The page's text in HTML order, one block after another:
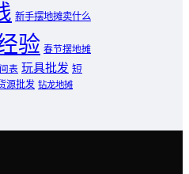
新手摆地摊卖什么
验 春节摆地摊
表 玩具批发 短
源批发 钻龙地摊